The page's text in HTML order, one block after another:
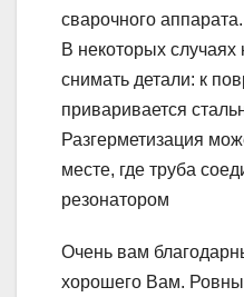
сварочного аппарата.
В некоторых случаях
снимать детали: к
приваривается
Разгерметизация
месте, где труба
резонатором
Очень вам
хорошего Вам.